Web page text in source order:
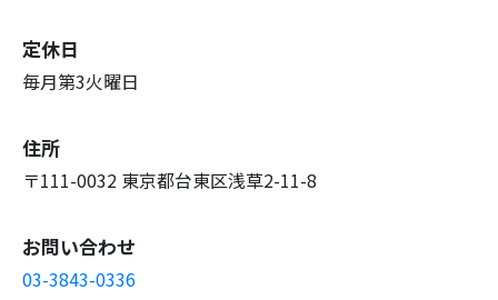
定休日
毎月第3火曜日
住所
〒111-0032 東京都台東区浅草2-11-8
お問い合わせ
03-3843-0336